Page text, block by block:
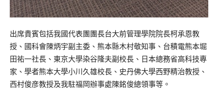
出席貴賓包括我國代表團團長台大前管理學院院長柯承恩教
授、國科會陳炳宇副主委、熊本縣木村敬知事、台積電熊本堀
田祐一社長、東京大學染谷隆夫副校長、日本總務省高科技專
家、學者熊本大學小川久雄校長、史丹佛大學西野精治教授、
西村俊彦教授及我駐福岡辦事處陳銘俊總領事等。